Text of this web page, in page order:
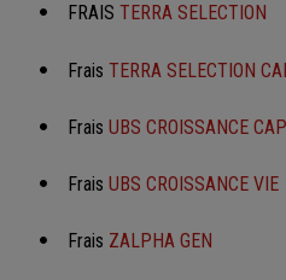
FRAIS TERRA SELECTION
Frais TERRA SELECTION
Frais UBS CROISSANCE
Frais UBS CROISSANCE VIE
Frais ZALPHA GEN